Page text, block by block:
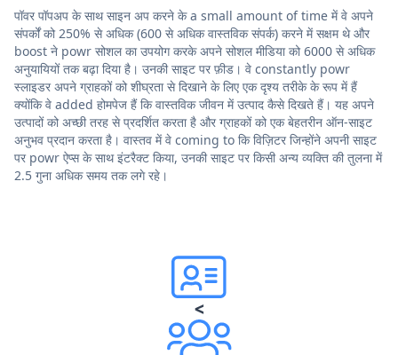
पॉवर पॉपअप के साथ साइन अप करने के a small amount of time में वे अपने
संपर्कों को 250% से अधिक (600 से अधिक वास्तविक संपर्क) करने में सक्षम थे और
boost ने powr सोशल का उपयोग करके अपने सोशल मीडिया को 6000 से अधिक
अनुयायियों तक बढ़ा दिया है। उनकी साइट पर फ़ीड। वे constantly powr
स्लाइडर अपने ग्राहकों को शीघ्रता से दिखाने के लिए एक दृश्य तरीके के रूप में हैं
क्योंकि वे added होमपेज हैं कि वास्तविक जीवन में उत्पाद कैसे दिखते हैं। यह अपने
उत्पादों को अच्छी तरह से प्रदर्शित करता है और ग्राहकों को एक बेहतरीन ऑन-साइट
अनुभव प्रदान करता है। वास्तव में वे coming to कि विज़िटर जिन्होंने अपनी साइट
पर powr ऐप्स के साथ इंटरैक्ट किया, उनकी साइट पर किसी अन्य व्यक्ति की तुलना में
2.5 गुना अधिक समय तक लगे रहे।
<